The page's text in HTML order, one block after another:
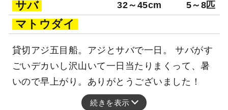
サバ 32～45cm 5～8匹
マトウダイ
貸切アジ五目船。アジとサバで一日。 サバがす
ごいデカいし沢山いて一日当たりまくって、暑
いので早上がり。ありがとうございました！
続きを表示